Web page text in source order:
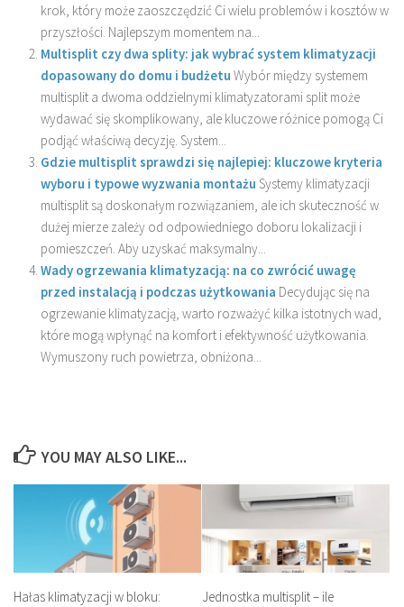
krok, który może zaoszczędzić Ci wielu problemów i kosztów w
przyszłości. Najlepszym momentem na...
Multisplit czy dwa splity: jak wybrać system klimatyzacji
dopasowany do domu i budżetu Wybór między systemem
multisplit a dwoma oddzielnymi klimatyzatorami split może
wydawać się skomplikowany, ale kluczowe różnice pomogą Ci
podjąć właściwą decyzję. System...
Gdzie multisplit sprawdzi się najlepiej: kluczowe kryteria
wyboru i typowe wyzwania montażu Systemy klimatyzacji
multisplit są doskonałym rozwiązaniem, ale ich skuteczność w
dużej mierze zależy od odpowiedniego doboru lokalizacji i
pomieszczeń. Aby uzyskać maksymalny...
Wady ogrzewania klimatyzacją: na co zwrócić uwagę
przed instalacją i podczas użytkowania Decydując się na
ogrzewanie klimatyzacją, warto rozważyć kilka istotnych wad,
które mogą wpłynąć na komfort i efektywność użytkowania.
Wymuszony ruch powietrza, obniżona...
YOU MAY ALSO LIKE...
Hałas klimatyzacji w bloku:
Jednostka multisplit – ile